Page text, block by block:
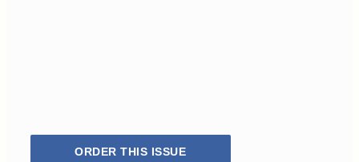
ORDER THIS ISSUE